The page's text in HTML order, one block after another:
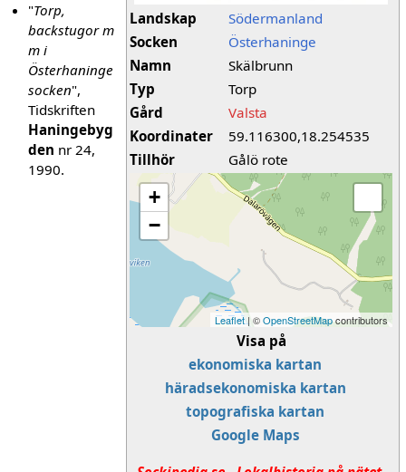
Landskap
Södermanland
Socken
Österhaninge
Namn
Skälbrunn
Typ
Torp
Gård
Valsta
Koordinater
59.116300,18.254535
Tillhör
Gålö rote
+
−
Leaflet| ©OpenStreetMapcontributors
Visa på
ekonomiska kartan
häradsekonomiska kartan
topografiska kartan
Google Maps
"Torp,
backstugor m
m i
Österhaninge
socken",
Tidskriften
Haningebyg
den nr 24,
1990.